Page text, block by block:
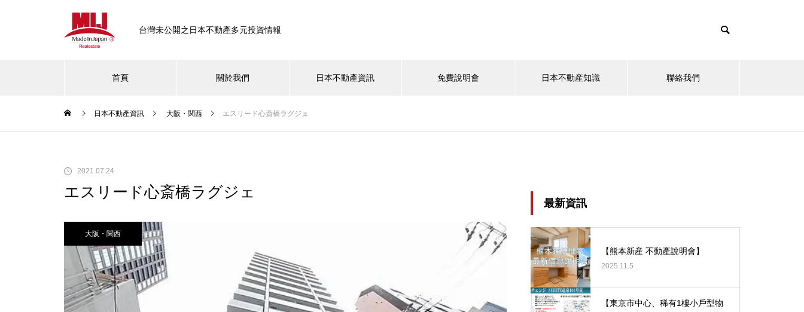
台灣未公開之日本不動產多元投資情報
首頁 關於我們 日本不動產資訊 免費說明會 日本不動産知識 聯絡我們
東京・首都圏
高生活機能×穩定投資報酬】
【大田區】ジェイパーク山王
日本不動產資訊 大阪・関西 エスリード心斎橋ラグジェ
2021.07.24
エスリード心斎橋ラグジェ
大阪・関西
最新資訊
【熊本新産 不動產說明會】
2025.11.5
【東京市中心、稀有1樓小戶型物